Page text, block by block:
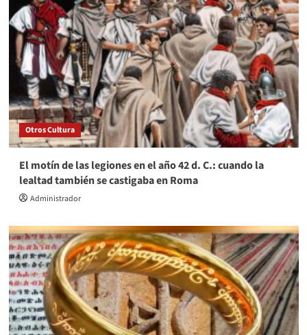
Otros Cultura
El motín de las legiones en el año 42 d. C.: cuando la
lealtad también se castigaba en Roma
Administrador